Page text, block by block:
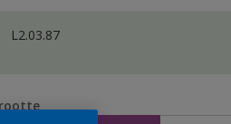
L2.03.87